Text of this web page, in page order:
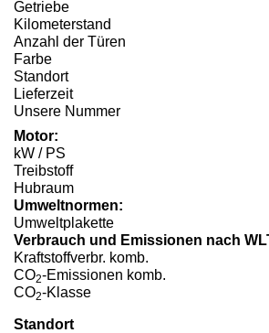
Getriebe
Kilometerstand
Anzahl der Türen
Farbe
Standort
Lieferzeit
Unsere Nummer
Motor:
kW / PS
Treibstoff
Hubraum
Umweltnormen:
Umweltplakette
Verbrauch und Emissionen nach
Kraftstoffverbr. komb.
CO2-Emissionen komb.
CO2-Klasse
Standort